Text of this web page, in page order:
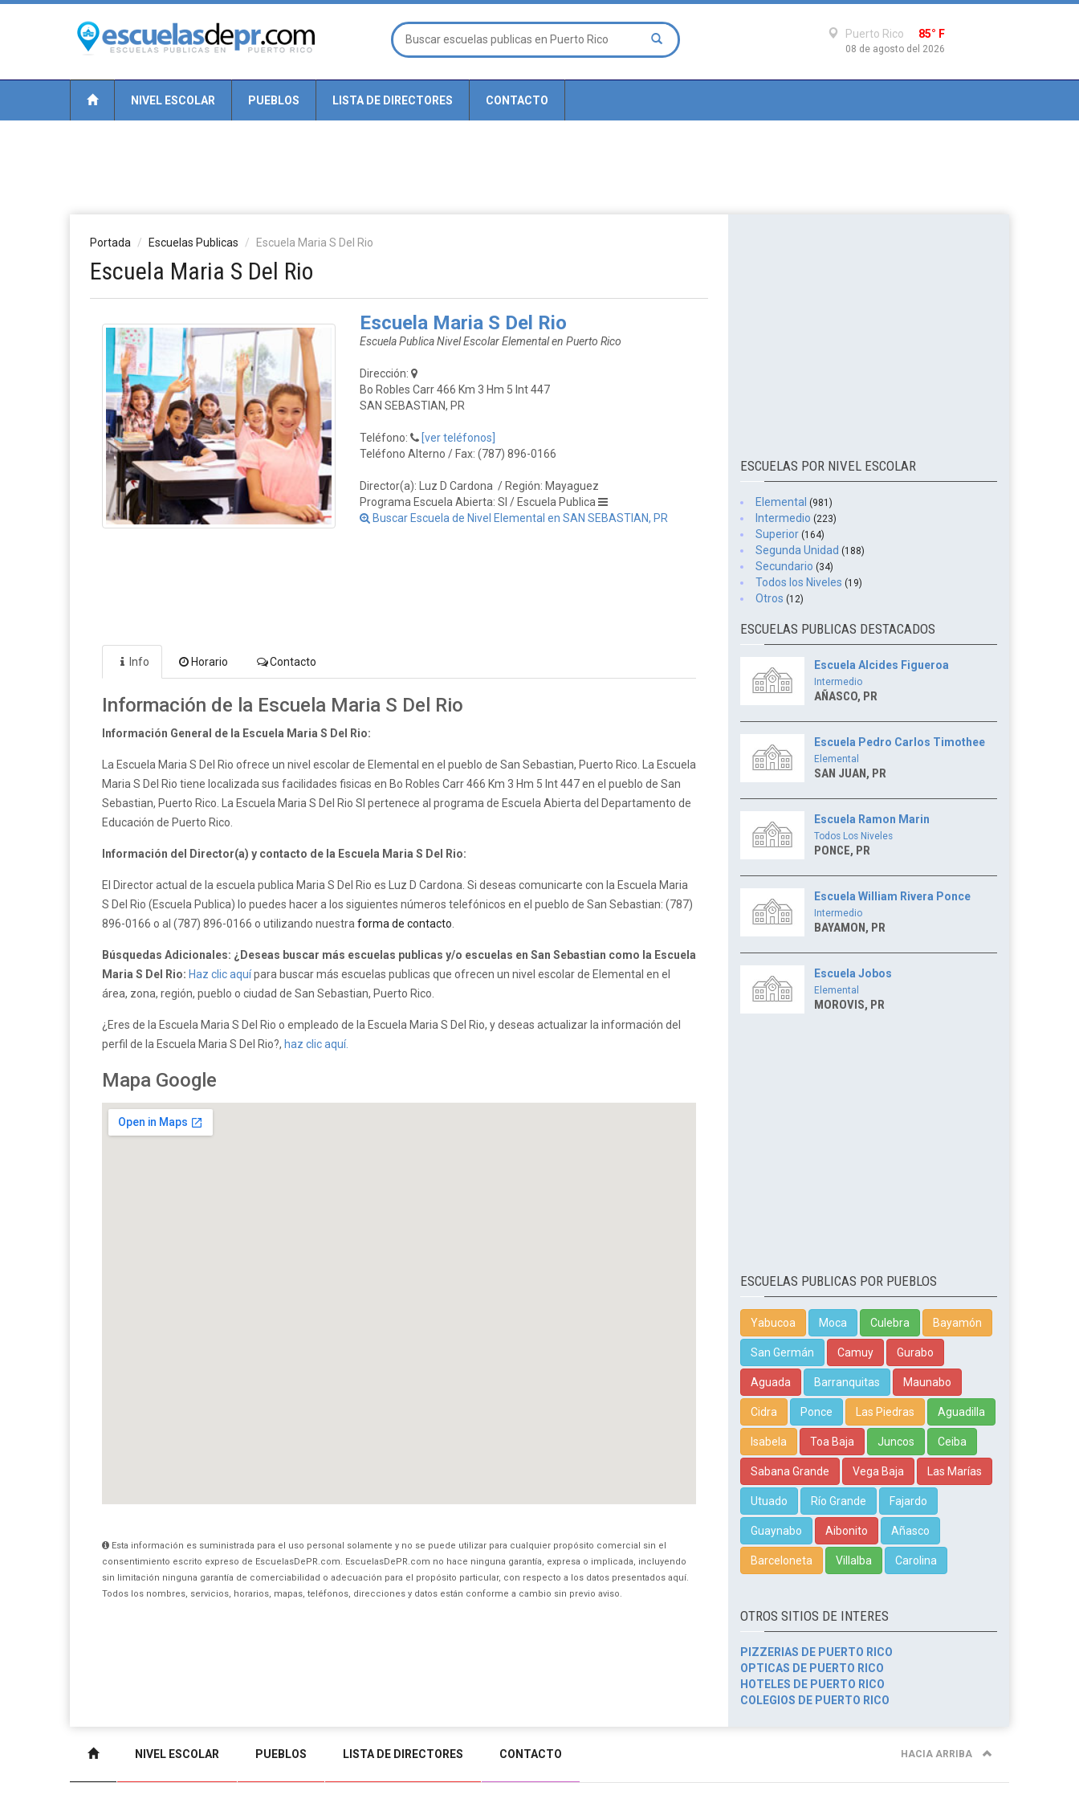
Puerto Rico 85° F
08 de agosto del 2026
NIVEL ESCOLAR PUEBLOS LISTA DE DIRECTORES CONTACTO
Portada Escuelas Publicas Escuela Maria S Del Rio
Escuela Maria S Del Rio
Escuela Maria S Del Rio
Escuela Publica Nivel Escolar Elemental en Puerto Rico
Dirección:
Bo Robles Carr 466 Km 3 Hm 5 Int 447
SAN SEBASTIAN, PR
Teléfono:
[ver teléfonos]
Teléfono Alterno / Fax: (787) 896-0166
Director(a): Luz D Cardona / Región: Mayaguez
Programa Escuela Abierta: SI / Escuela Publica
Buscar Escuela de Nivel Elemental en SAN SEBASTIAN, PR
Info Horario Contacto
Información de la Escuela Maria S Del Rio
Información General de la Escuela Maria S Del Rio:
La Escuela Maria S Del Rio ofrece un nivel escolar de Elemental en el pueblo de San Sebastian, Puerto Rico. La Escuela
Maria S Del Rio tiene localizada sus facilidades fisicas en Bo Robles Carr 466 Km 3 Hm 5 Int 447 en el pueblo de San
Sebastian, Puerto Rico. La Escuela Maria S Del Rio SI pertenece al programa de Escuela Abierta del Departamento de
Educación de Puerto Rico.
Información del Director(a) y contacto de la Escuela Maria S Del Rio:
El Director actual de la escuela publica Maria S Del Rio es Luz D Cardona. Si deseas comunicarte con la Escuela Maria
S Del Rio (Escuela Publica) lo puedes hacer a los siguientes números telefónicos en el pueblo de San Sebastian: (787)
896-0166 o al (787) 896-0166 o utilizando nuestra forma de contacto
Búsquedas Adicionales: ¿Deseas buscar más escuelas publicas y/o escuelas en San Sebastian como la Escuela
Maria S Del Rio: Haz clic aquípara buscar más escuelas publicas que ofrecen un nivel escolar de Elemental en el
área, zona, región, pueblo o ciudad de San Sebastian, Puerto Rico.
¿Eres de la Escuela Maria S Del Rio o empleado de la Escuela Maria S Del Rio, y deseas actualizar la información del
perfil de la Escuela Maria S Del Rio?, haz clic aquí.
Mapa Google
Esta información es suministrada para el uso personal solamente y no se puede utilizar para cualquier propósito comercial sin el
consentimiento escrito expreso de EscuelasDePR.com. EscuelasDePR.com no hace ninguna garantía, expresa o implicada, incluyendo
sin limitación ninguna garantía de comerciabilidad o adecuación para el propósito particular, con respecto a los datos presentados aquí.
Todos los nombres, servicios, horarios, mapas, teléfonos, direcciones y datos están conforme a cambio sin previo aviso.
ESCUELAS POR NIVEL ESCOLAR
Elemental (981)
Intermedio (223)
Superior (164)
Segunda Unidad (188)
Secundario (34)
Todos los Niveles (19)
Otros (12)
ESCUELAS PUBLICAS DESTACADOS
Escuela Alcides Figueroa
Intermedio
AÑASCO, PR
Escuela Pedro Carlos Timothee
Elemental
SAN JUAN, PR
Escuela Ramon Marin
Todos Los Niveles
PONCE, PR
Escuela William Rivera Ponce
Intermedio
BAYAMON, PR
Escuela Jobos
Elemental
MOROVIS, PR
ESCUELAS PUBLICAS POR PUEBLOS
Yabucoa Moca Culebra Bayamón
San Germán Camuy Gurabo
Aguada Barranquitas Maunabo
Cidra Ponce Las Piedras Aguadilla
Isabela Toa Baja Juncos Ceiba
Sabana Grande Vega Baja Las Marías
Utuado Río Grande Fajardo
Guaynabo Aibonito Añasco
Barceloneta Villalba Carolina
OTROS SITIOS DE INTERES
PIZZERIAS DE PUERTO RICO
OPTICAS DE PUERTO RICO
HOTELES DE PUERTO RICO
COLEGIOS DE PUERTO RICO
NIVEL ESCOLAR PUEBLOS LISTA DE DIRECTORES CONTACTO HACIA ARRIBA